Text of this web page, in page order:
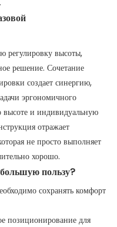
регулировку высоты,
решение. Сочетание
создает синергию,
эргономичного
высоте и индивидуальную
отражает
не просто выполняет
хорошо.
пользу?
сохранять комфорт
позиционирование для